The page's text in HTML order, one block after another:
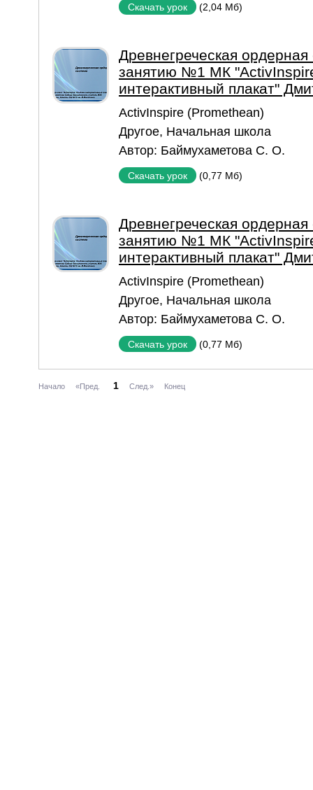
Скачать урок (2,04 Мб)
Древнегреческая
занятию №1 МК
интерактивный плакат"
ActivInspire (Promethean)
Другое, Начальная школа
Автор: Баймухаметова С. О.
Скачать урок (0,77 Мб)
Древнегреческая
занятию №1 МК
интерактивный плакат"
ActivInspire (Promethean)
Другое, Начальная школа
Автор: Баймухаметова С. О.
Скачать урок (0,77 Мб)
Начало «Пред. 1 След.» Конец